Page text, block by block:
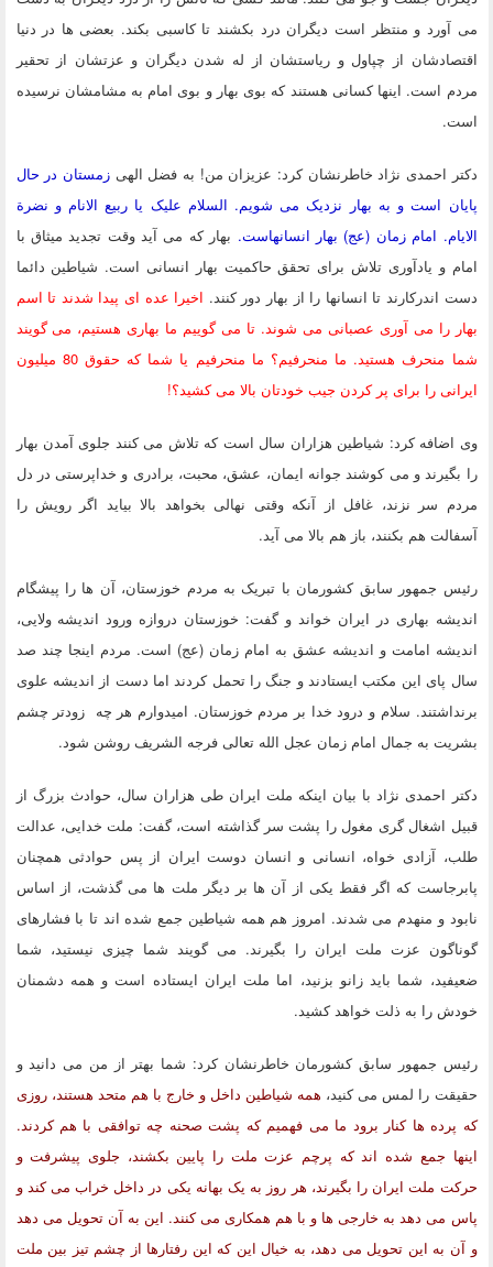
می آورد و منتظر است دیگران درد بکشند تا کاسبی بکند. بعضی ها در دنیا
اقتصادشان از چپاول و ریاستشان از له شدن دیگران و عزتشان از تحقیر
مردم است. اینها کسانی هستند که بوی بهار و بوی امام به مشامشان نرسیده
است.
دکتر احمدی نژاد خاطرنشان کرد: عزیزان من! به فضل الهیزمستان در حال
پایان است و به بهار نزدیک می شویم. السلام علیک یا ربیع الانام و نضرة
الایام. امام زمان (عج) بهار انسانهاست. بهار که می آید وقت تجدید میثاق با
امام و یادآوری تلاش برای تحقق حاکمیت بهار انسانی است. شیاطین دائما
دست اندرکارند تا انسانها را از بهار دور کنند. اخیرا عده ای پیدا شدند تا اسم
بهار را می آوری عصبانی می شوند. تا می گوییم ما بهاری هستیم، می گویند
شما منحرف هستید. ما منحرفیم؟ ما منحرفیم یا شما که حقوق 80 میلیون
ایرانی را برای پر کردن جیب خودتان بالا می کشید؟!
وی اضافه کرد: شیاطین هزاران سال است که تلاش می کنند جلوی آمدن بهار
را بگیرند و می کوشند جوانه ایمان، عشق، محبت، برادری و خداپرستی در دل
مردم سر نزند، غافل از آنکه وقتی نهالی بخواهد بالا بیاید اگر رویش را
آسفالت هم بکنند، باز هم بالا می آید.
رئیس جمهور سابق کشورمان با تبریک به مردم خوزستان، آن ها را پیشگام
اندیشه بهاری در ایران خواند و گفت: خوزستان دروازه ورود اندیشه ولایی،
اندیشه امامت و اندیشه عشق به امام زمان (عج) است. مردم اینجا چند صد
سال پای این مکتب ایستادند و جنگ را تحمل کردند اما دست از اندیشه علوی
برنداشتند. سلام و درود خدا بر مردم خوزستان. امیدوارم هر چه زودتر چشم
بشریت به جمال امام زمان عجل الله تعالی فرجه الشریف روشن شود.
دکتر احمدی نژاد با بیان اینکه ملت ایران طی هزاران سال، حوادث بزرگ از
قبیل اشغال گری مغول را پشت سر گذاشته است، گفت: ملت خدایی، عدالت
طلب، آزادی خواه، انسانی و انسان دوست ایران از پس حوادثی همچنان
پابرجاست که اگر فقط یکی از آن ها بر دیگر ملت ها می گذشت، از اساس
نابود و منهدم می شدند. امروز هم همه شیاطین جمع شده اند تا با فشارهای
گوناگون عزت ملت ایران را بگیرند. می گویند شما چیزی نیستید، شما
ضعیفید، شما باید زانو بزنید، اما ملت ایران ایستاده است و همه دشمنان
خودش را به ذلت خواهد کشید.
رئیس جمهور سابق کشورمان خاطرنشان کرد: شما بهتر از من می دانید و
حقیقت را لمس می کنید، همه شیاطین داخل و خارج با هم متحد هستند، روزی
که پرده ها کنار برود ما می فهمیم که پشت صحنه چه توافقی با هم کردند.
اینها جمع شده اند که پرچم عزت ملت را پایین بکشند، جلوی پیشرفت و
حرکت ملت ایران را بگیرند، هر روز به یک بهانه یکی در داخل خراب می کند و
پاس می دهد به خارجی ها و با هم همکاری می کنند. این به آن تحویل می دهد
و آن به این تحویل می دهد، به خیال این که این رفتارها از چشم تیز بین ملت